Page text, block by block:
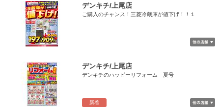
デンキチ/上尾店
ご購入のチャンス！三菱冷蔵庫が値下げ！！１
新着
デンキチ/上尾店
デンキチのハッピーリフォーム 夏号